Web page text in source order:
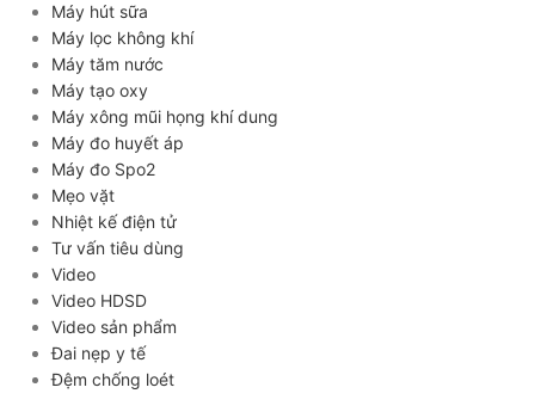
Máy hút sữa
Máy lọc không khí
Máy tăm nước
Máy tạo oxy
Máy xông mũi họng khí dung
Máy đo huyết áp
Máy đo Spo2
Mẹo vặt
Nhiệt kế điện tử
Tư vấn tiêu dùng
Video
Video HDSD
Video sản phẩm
Đai nẹp y tế
Đệm chống loét